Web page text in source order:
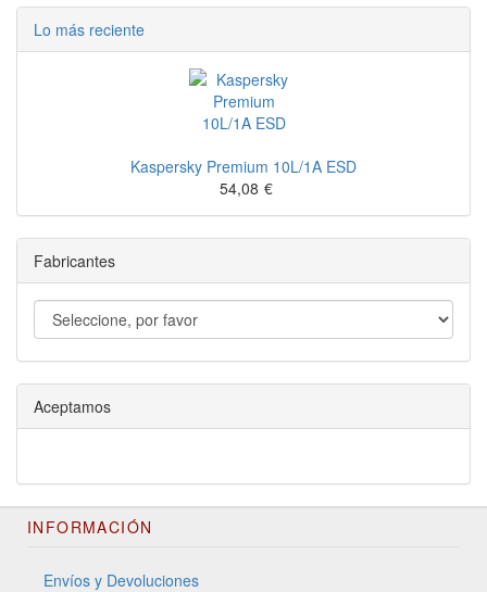
Lo más reciente
Kaspersky Premium 10L/1A ESD
54,08 €
Fabricantes
Aceptamos
INFORMACIÓN
Envíos y Devoluciones